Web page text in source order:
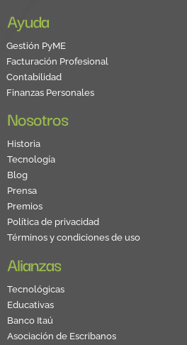
Ayuda
Gestión PyME
Facturación Profesional
Contabilidad
Finanzas Personales
Nosotros
Historia
Tecnología
Blog
Prensa
Premios
Política de privacidad
Términos y condiciones de uso
Alianzas
Tecnológicas
Educativas
Banco Itaú
Asociación de Escribanos